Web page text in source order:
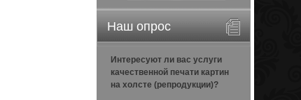
Наш опрос
Интересуют ли вас услуги
качественной печати картин
на холсте (репродукции)?